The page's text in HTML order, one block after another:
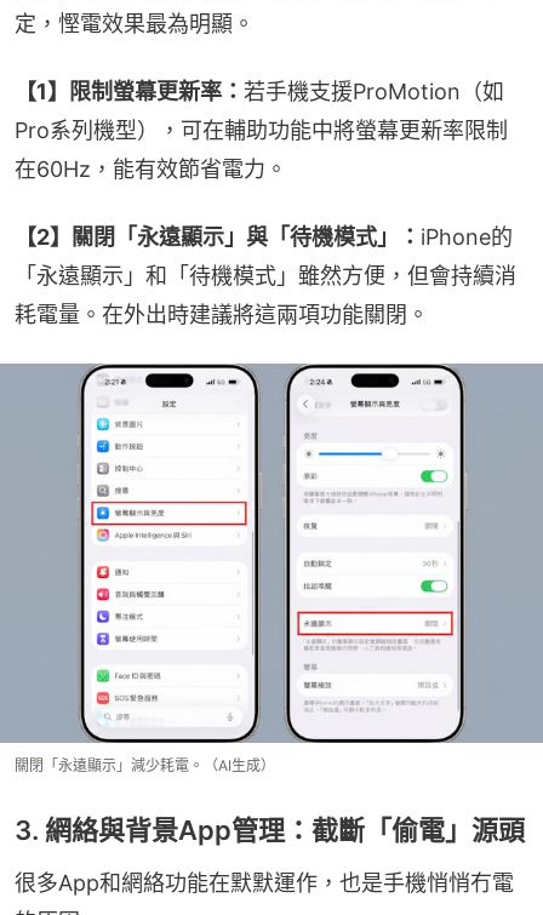
定，慳電效果最為明顯。
【1】限制螢幕更新率： 若手機支援ProMotion（如
Pro系列機型），可在輔助功能中將螢幕更新率限制
在60Hz，能有效節省電力。
【2】關閉「永遠顯示」與「待機模式」： iPhone的
「永遠顯示」和「待機模式」雖然方便，但會持續消
耗電量。在外出時建議將這兩項功能關閉。
關閉「永遠顯示」減少耗電。（AI生成）
3. 網絡與背景App管理：截斷「偷電」源頭
很多App和網絡功能在默默運作，也是手機悄悄冇電